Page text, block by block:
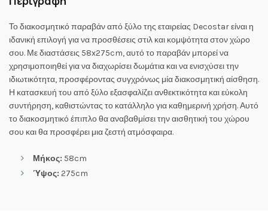
Το διακοσμητικό παραβάν από ξύλο της εταιρείας Decostar είναι η
ιδανική επιλογή για να προσθέσεις στιλ και κομψότητα στον χώρο
σου. Με διαστάσεις 58x275cm, αυτό το παραβάν μπορεί να
χρησιμοποιηθεί για να διαχωρίσει δωμάτια και να ενισχύσει την
ιδιωτικότητα, προσφέροντας συγχρόνως μία διακοσμητική αίσθηση.
Η κατασκευή του από ξύλο εξασφαλίζει ανθεκτικότητα και εύκολη
συντήρηση, καθιστώντας το κατάλληλο για καθημερινή χρήση. Αυτό
το διακοσμητικό έπιπλο θα αναβαθμίσει την αισθητική του χώρου
σου και θα προσφέρει μια ζεστή ατμόσφαιρα.
Μήκος: 58cm
Ύψος: 275cm